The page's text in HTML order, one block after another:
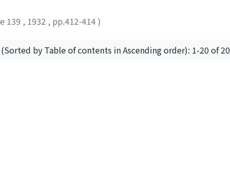
139 , 1932 , pp.412-414)
by Table of contents in Ascending order): 1-20 of 20